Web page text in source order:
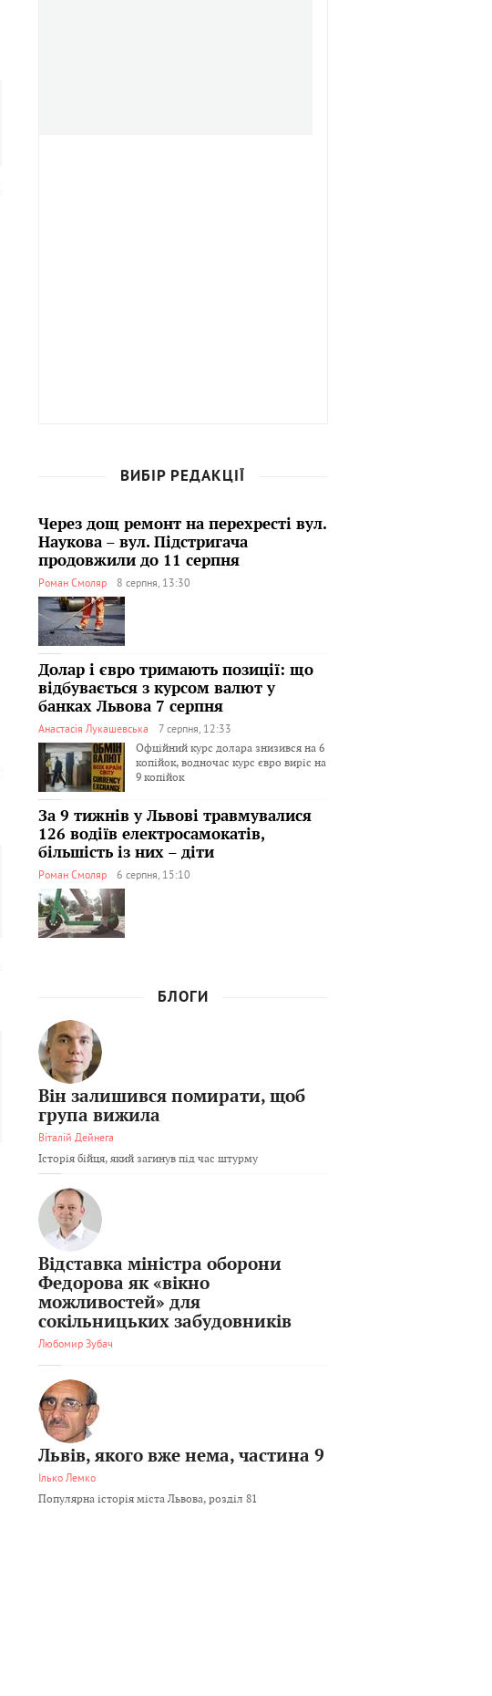
ВИБІР РЕДАКЦІЇ
Через дощ ремонт на перехресті вул.
Наукова – вул. Підстригача
продовжили до 11 серпня
Роман Смоляр 8 серпня, 13:30
Долар і євро тримають позиції: що
відбувається з курсом валют у
банках Львова 7 серпня
Анастасія Лукашевська
7 серпня, 12:33
Офційний курс долара знизився на 6
копійок, водночас курс євро виріс на
9 копійок
За 9 тижнів у Львові травмувалися
126 водіїв електросамокатів,
більшість із них – діти
Роман Смоляр 6 серпня, 15:10
БЛОГИ
Він залишився помирати, щоб
група вижила
Віталій Дейнега
Історія бійця, який загинув під час штурму
Відставка міністра оборони
Федорова як «вікно
можливостей» для
сокільницьких забудовників
Любомир Зубач
Львів, якого вже нема, частина 9
Ілько Лемко
Популярна історія міста Львова, розділ 81